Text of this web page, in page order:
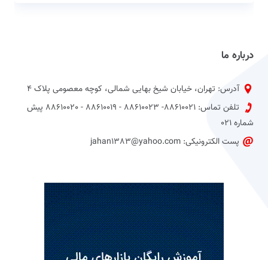
درباره ما
آدرس: تهران، خیابان شیخ بهایی شمالی، کوچه معصومی پلاک 4
تلفن تماس: 88610021- 88610023 - 88610019 - 88610020 پیش
شماره 021
پست الکترونیکی: jahan1383@yahoo.com